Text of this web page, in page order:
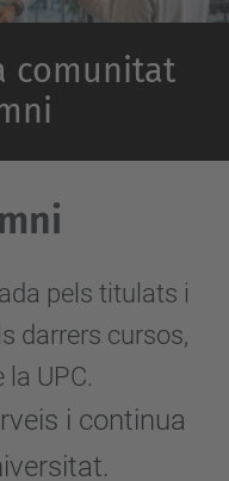
comunitat
pels titulats i
darrers cursos,
UPC.
i continua